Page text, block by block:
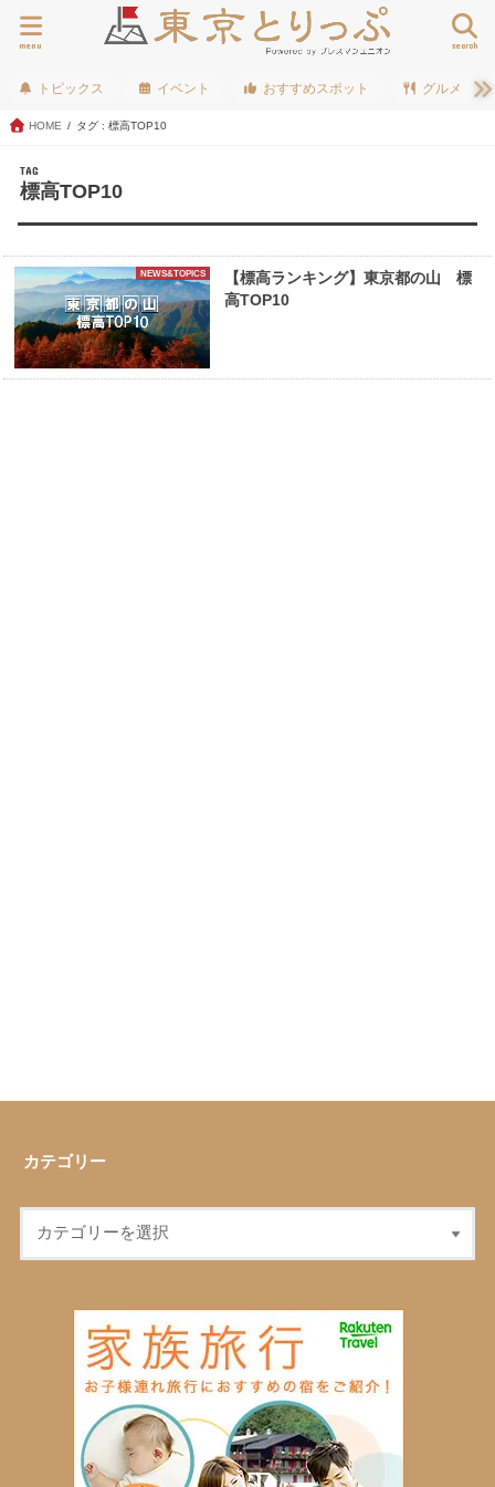
search
menu
トピックス イベント おすすめスポット グルメ
HOME タグ : 標高TOP10
TAG
標高TOP10
NEWS&TOPICS
【標高ランキング】東京都の山 標
高TOP10
カテゴリー